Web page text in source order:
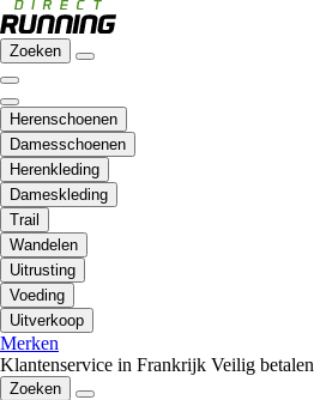
Zoeken
Herenschoenen
Damesschoenen
Herenkleding
Dameskleding
Trail
Wandelen
Uitrusting
Voeding
Uitverkoop
Merken
Klantenservice in Frankrijk Veilig betalen
Zoeken